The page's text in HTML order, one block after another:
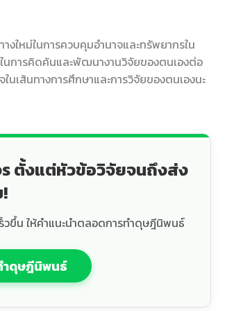
ใหม่ในการควบคุมอำนาจและทรัพยากรใน
นการคิดค้นและพัฒนางานวิจัยของตนเองต่อ
นเส้นทางการศึกษาและการวิจัยของตนเองนะ
ตั้งแต่หัวข้อวิจัยจนถึงส่ง
วขึ้น ให้คำแนะนำตลอดการทำดุษฎีนิพนธ์
ดุษฎีนิพนธ์